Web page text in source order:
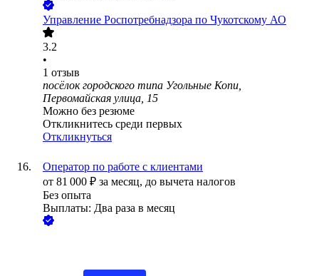
Управление Роспотребнадзора по Чукотскому АО
3.2
•
1 отзыв
посёлок городского типа Угольные Копи,
Первомайская улица, 15
Можно без резюме
Откликнитесь среди первых
Откликнуться
Оператор по работе с клиентами
от 81 000 ₽ за месяц, до вычета налогов
Без опыта
Выплаты: Два раза в месяц